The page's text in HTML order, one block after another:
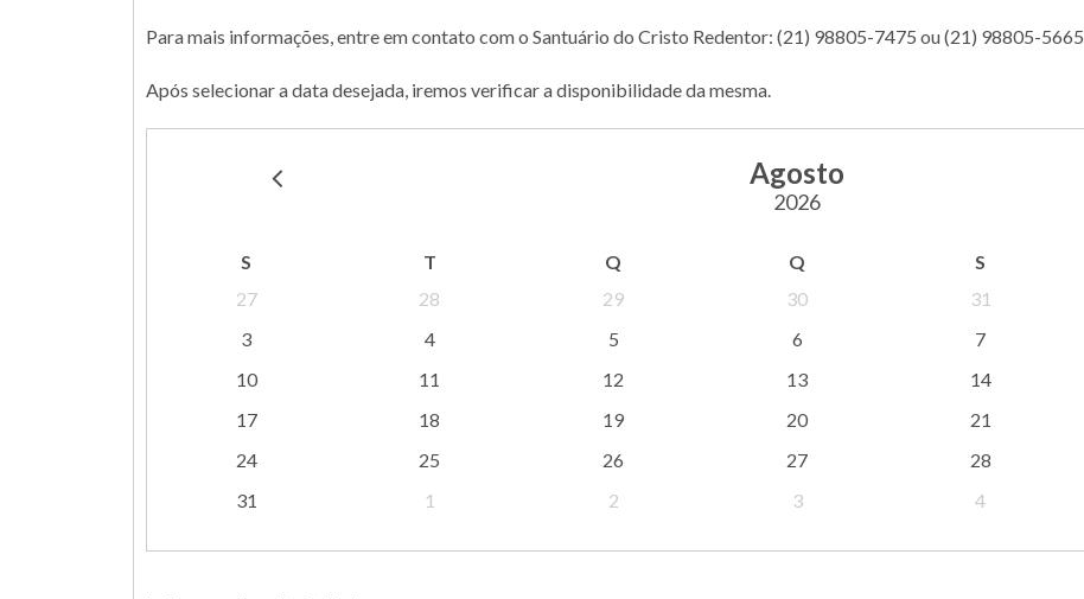
Para mais informações, entre em contato com o Santuário do Cristo Redentor: (21) 98805-7475 ou (21) 98805-5665
Após selecionar a data desejada, iremos verificar a disponibilidade da mesma.
Agosto
2026
S T Q Q S
27
28 29 30 31
3
4 5 6 7
10
11 12 13 14
17
18 19 20 21
24
25 26 27 28
31
1 2 3 4